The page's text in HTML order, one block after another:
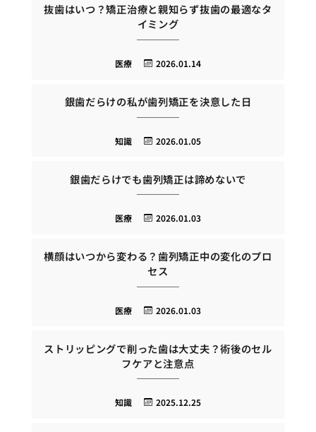
抜歯はいつ？矯正治療と親知らず抜歯の最適なタ
イミング
2026.01.14
医療
銀歯だらけの私が歯列矯正を決意した日
2026.01.05
知識
銀歯だらけでも歯列矯正は諦めないで
2026.01.03
医療
横顔はいつから変わる？歯列矯正中の変化のプロ
セス
2026.01.03
医療
ストリッピングで削った歯は大丈夫？術後のセル
フケアと注意点
2025.12.25
知識